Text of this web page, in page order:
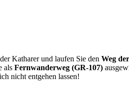
Katharer und laufen Sie den Weg
als Fernwanderweg (GR-107)
nicht entgehen lassen!